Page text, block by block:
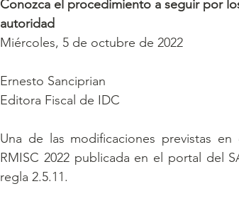
Conozca el procedimiento a seguir por
autoridad
Miércoles, 5 de octubre de 2022
Ernesto Sanciprian
Editora Fiscal de IDC
Una de las modificaciones previstas
RMISC 2022 publicada en el portal del
regla 2.5.11.